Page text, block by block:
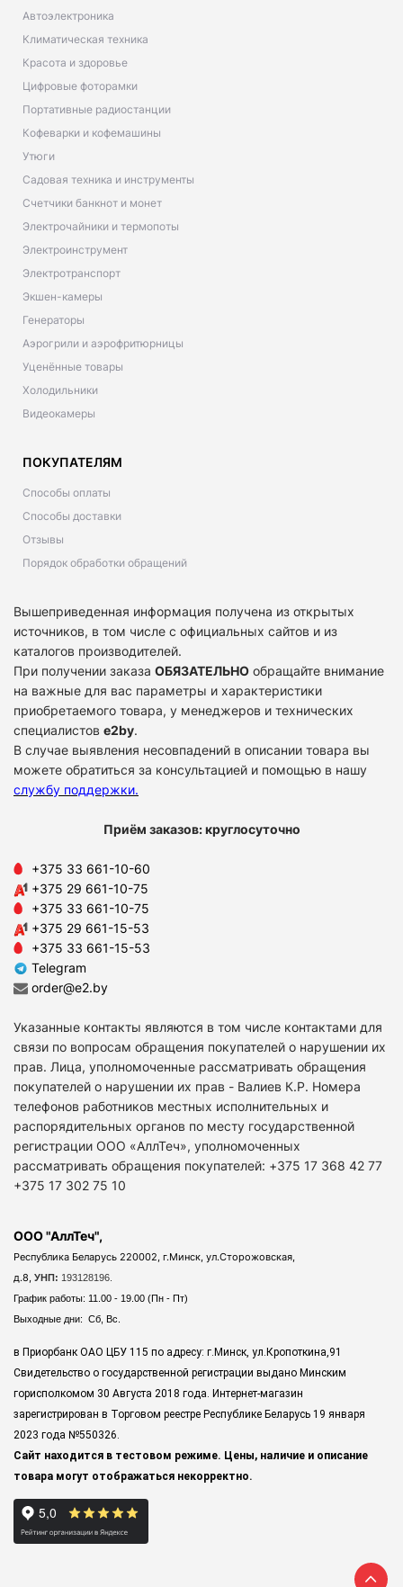
Автоэлектроника
Климатическая техника
Красота и здоровье
Цифровые фоторамки
Портативные радиостанции
Кофеварки и кофемашины
Утюги
Садовая техника и инструменты
Счетчики банкнот и монет
Электрочайники и термопоты
Электроинструмент
Электротранспорт
Экшен-камеры
Генераторы
Аэрогрили и аэрофритюрницы
Уценённые товары
Холодильники
Видеокамеры
ПОКУПАТЕЛЯМ
Способы оплаты
Способы доставки
Отзывы
Порядок обработки обращений
Вышеприведенная информация получена из открытых
источников, в том числе с официальных сайтов и из
каталогов производителей.
При получении заказа ОБЯЗАТЕЛЬНО обращайте внимание
на важные для вас параметры и характеристики
приобретаемого товара, у менеджеров и технических
специалистов e2by.
В случае выявления несовпадений в описании товара вы
можете обратиться за консультацией и помощью в нашу
службу поддержки.
Приём заказов: круглосуточно
+375 33 661-10-60
+375 29 661-10-75
+375 33 661-10-75
+375 29 661-15-53
+375 33 661-15-53
Telegram
order@e2.by
Указанные контакты являются в том числе контактами для
связи по вопросам обращения покупателей о нарушении их
прав. Лица, уполномоченные рассматривать обращения
покупателей о нарушении их прав - Валиев К.Р. Номера
телефонов работников местных исполнительных и
распорядительных органов по месту государственной
регистрации ООО «АллТеч», уполномоченных
рассматривать обращения покупателей: +375 17 368 42 77
+375 17 302 75 10
ООО "АллТеч",
Республика Беларусь 220002, г.Минск, ул.Сторожовская,
д.8, УНП: 193128196.
График работы: 11.00 - 19.00 (Пн - Пт)
Выходные дни: Сб, Вс.
в Приорбанк ОАО ЦБУ 115 по адресу: г.Минск, ул.Кропоткина,91
Свидетельство о государственной регистрации выдано Минским
горисполкомом 30 Августа 2018 года. Интернет-магазин
зарегистрирован в Торговом реестре Республике Беларусь 19 января
2023 года №550326.
Сайт находится в тестовом режиме. Цены, наличие и описание
товара могут отображаться некорректно.